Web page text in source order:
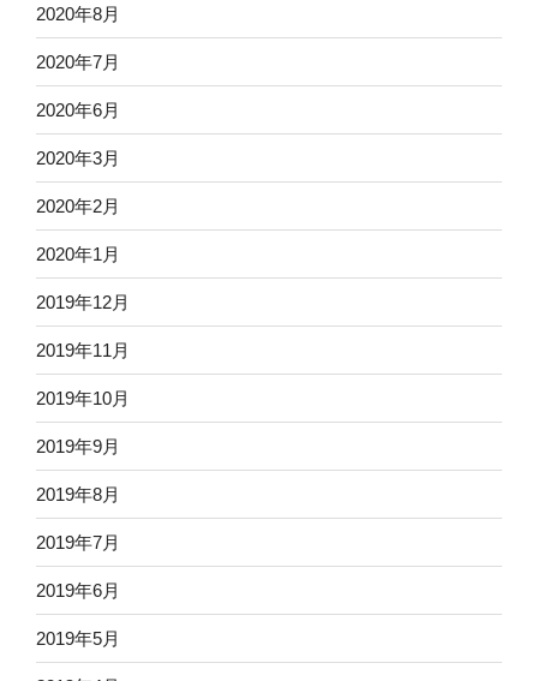
2020年8月
2020年7月
2020年6月
2020年3月
2020年2月
2020年1月
2019年12月
2019年11月
2019年10月
2019年9月
2019年8月
2019年7月
2019年6月
2019年5月